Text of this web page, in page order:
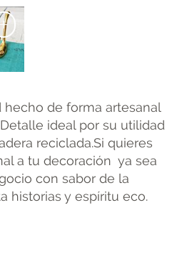
hecho de forma artesanal
ideal por su utilidad
reciclada.Si quieres
a tu decoración ya sea
con sabor de la
historias y espíritu eco.